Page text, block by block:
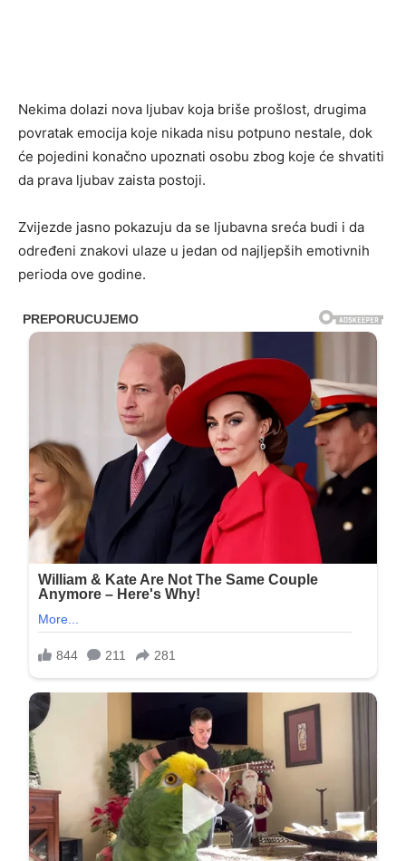
Nekima dolazi nova ljubav koja briše prošlost, drugima
povratak emocija koje nikada nisu potpuno nestale, dok
će pojedini konačno upoznati osobu zbog koje će shvatiti
da prava ljubav zaista postoji.
Zvijezde jasno pokazuju da se ljubavna sreća budi i da
određeni znakovi ulaze u jedan od najljepših emotivnih
perioda ove godine.